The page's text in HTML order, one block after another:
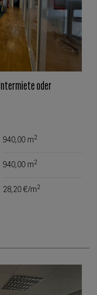
oder
940,00 m2
940,00 m2
28,20 €/m2